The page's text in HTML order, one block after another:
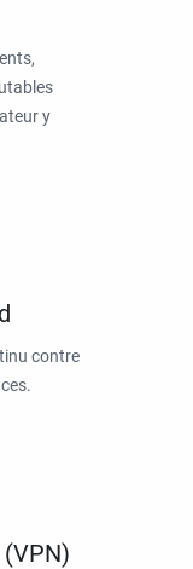
y
contre